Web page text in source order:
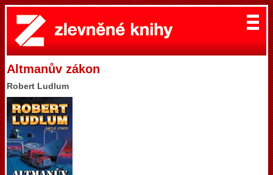
Altmanův zákon
Robert Ludlum